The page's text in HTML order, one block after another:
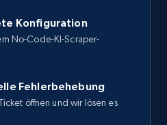
Konfiguration
No-Code-KI-Scraper-
Fehlerbehebung
öffnen und wir lösen es